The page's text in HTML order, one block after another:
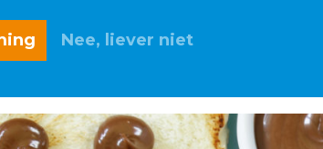
Nee, liever niet